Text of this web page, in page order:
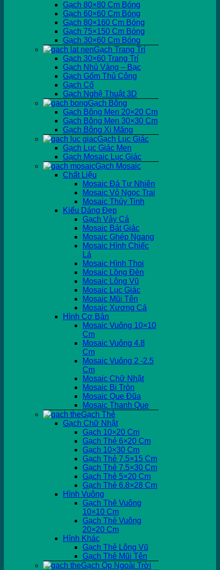
Gạch 80×80 Cm Bóng
Gạch 60×60 Cm Bóng
Gạch 80×160 Cm Bóng
Gạch 75×150 Cm Bóng
Gạch 30×60 Cm Bóng
Gạch Trang Trí
Gạch 30×60 Trang Trí
Gạch Nhủ Vàng – Bạc
Gạch Gốm Thủ Công
Gạch Cổ
Gạch Nghệ Thuật 3D
Gạch Bông
Gạch Bông Men 20×20 Cm
Gạch Bông Men 30×30 Cm
Gạch Bông Xi Măng
Gạch Lục Giác
Gạch Lục Giác Men
Gạch Mosaic Lục Giác
Gạch Mosaic
Chất Liệu
Mosaic Đá Tự Nhiên
Mosaic Vỏ Ngọc Trai
Mosaic Thủy Tinh
Kiểu Dáng Đẹp
Gạch Vảy Cá
Mosaic Bát Giác
Mosaic Ghép Ngang
Mosaic Hình Chiếc
Lá
Mosaic Hình Thoi
Mosaic Lồng Đèn
Mosaic Lông Vũ
Mosaic Lục Giác
Mosaic Mũi Tên
Mosaic Xương Cá
Hình Cơ Bản
Mosaic Vuông 10×10
Cm
Mosaic Vuông 4.8
Cm
Mosaic Vuông 2 -2.5
Cm
Mosaic Chữ Nhật
Mosaic Bi Tròn
Mosaic Que Đũa
Mosaic Thanh Que
Gạch Thẻ
Gạch Chữ Nhật
Gạch 10×20 Cm
Gạch Thẻ 6×20 Cm
Gạch 10×30 Cm
Gạch Thẻ 7.5×15 Cm
Gạch Thẻ 7.5×30 Cm
Gạch Thẻ 5×20 Cm
Gạch Thẻ 6.8×28 Cm
Hình Vuông
Gạch Thẻ Vuông
10×10 Cm
Gạch Thẻ Vuông
20×20 Cm
Hình Khác
Gạch Thẻ Lông Vũ
Gạch Thẻ Mũi Tên
Gạch Ốp Ngoài Trời